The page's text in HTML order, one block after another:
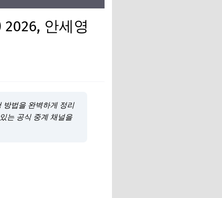
안세영
방법을 완벽하게 정리
는 공식 중계 채널을